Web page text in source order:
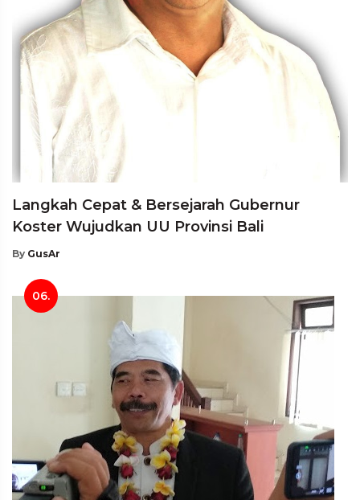
Langkah Cepat & Bersejarah Gubernur
Koster Wujudkan UU Provinsi Bali
By GusAr
06.